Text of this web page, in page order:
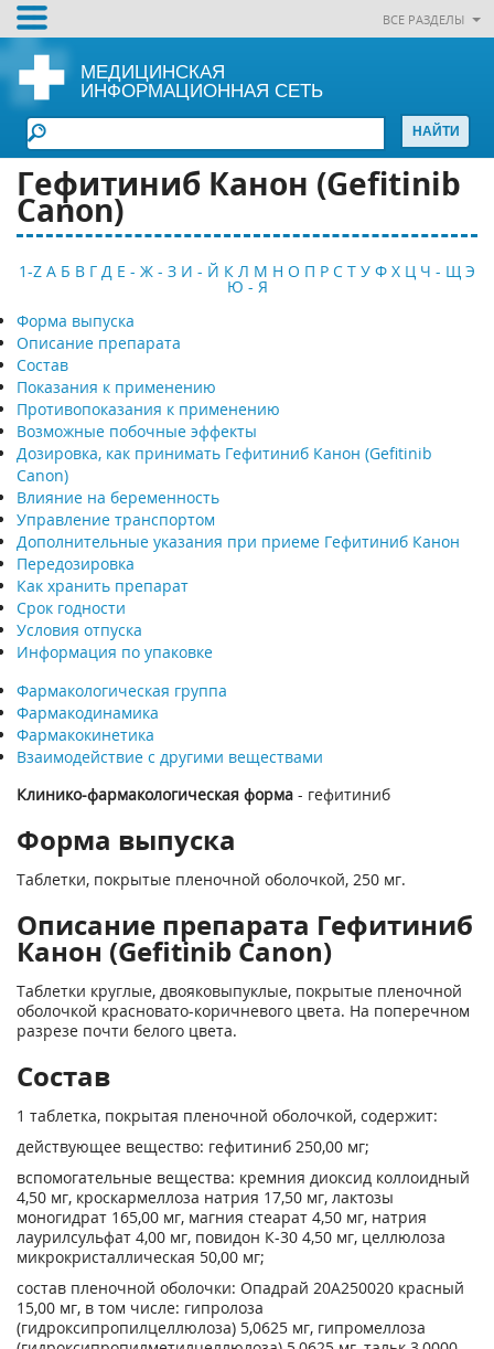
ВСЕ РАЗДЕЛЫ
МЕДИЦИНСКАЯ
ИНФОРМАЦИОННАЯ СЕТЬ
Гефитиниб Канон (Gefitinib
Canon)
1-Z А Б В Г Д Е - Ж - З И - Й К Л М Н О П Р С Т У Ф Х Ц Ч - Щ Э
Ю - Я
Форма выпуска
Описание препарата
Состав
Показания к применению
Противопоказания к применению
Возможные побочные эффекты
Дозировка, как принимать Гефитиниб Канон (Gefitinib
Canon)
Влияние на беременность
Управление транспортом
Дополнительные указания при приеме Гефитиниб Канон
Передозировка
Как хранить препарат
Срок годности
Условия отпуска
Информация по упаковке
Фармакологическая группа
Фармакодинамика
Фармакокинетика
Взаимодействие с другими веществами
Клинико-фармакологическая форма - гефитиниб
Форма выпуска
Таблетки, покрытые пленочной оболочкой, 250 мг.
Описание препарата Гефитиниб
Канон (Gefitinib Canon)
Таблетки круглые, двояковыпуклые, покрытые пленочной
оболочкой красновато-коричневого цвета. На поперечном
разрезе почти белого цвета.
Состав
1 таблетка, покрытая пленочной оболочкой, содержит:
действующее вещество: гефитиниб 250,00 мг;
вспомогательные вещества: кремния диоксид коллоидный
4,50 мг, кроскармеллоза натрия 17,50 мг, лактозы
моногидрат 165,00 мг, магния стеарат 4,50 мг, натрия
лаурилсульфат 4,00 мг, повидон К-30 4,50 мг, целлюлоза
микрокристаллическая 50,00 мг;
состав пленочной оболочки: Опадрай 20А250020 красный
15,00 мг, в том числе: гипролоза
(гидроксипропилцеллюлоза) 5,0625 мг, гипромеллоза